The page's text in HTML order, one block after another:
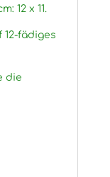
12 x 11.
12-fädiges
die